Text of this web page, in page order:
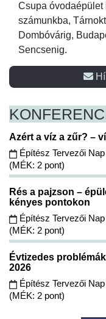
Csupa óvodaépület
számunkba,
Dombóvárig,
Sencsenig.
Azért a víz a zűr? –
Építész Tervezői
(MÉK: 2 pont)
Rés a pajzson –
kényes pontokon
Építész Tervezői
(MÉK: 2 pont)
Évtizedes
2026
Építész Tervezői
(MÉK: 2 pont)